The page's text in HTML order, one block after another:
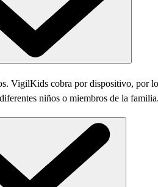
VigilKids cobra por dispositivo, por
niños o miembros de la familia.